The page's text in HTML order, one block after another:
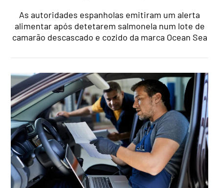
As autoridades espanholas emitiram um alerta
alimentar após detetarem salmonela num lote de
camarão descascado e cozido da marca Ocean Sea